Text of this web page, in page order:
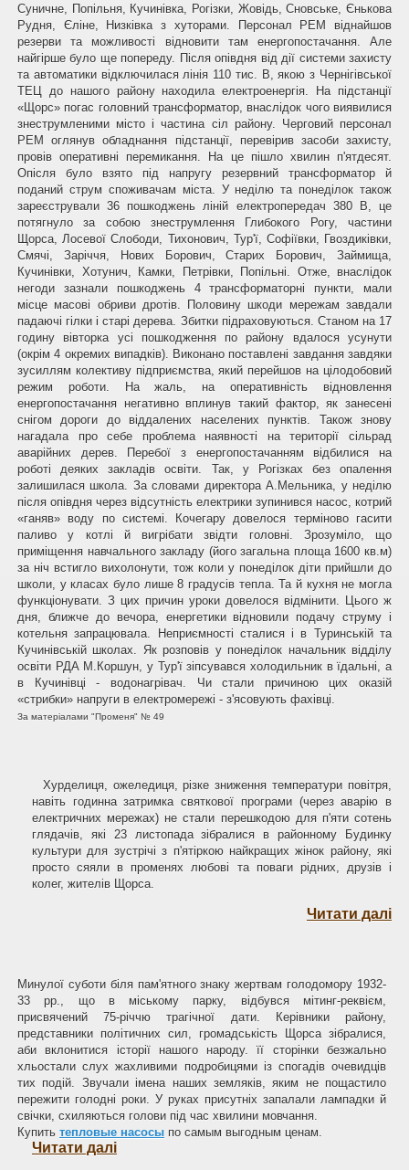
Суничне, Попільня, Кучинівка, Рогізки, Жовідь, Сновське, Єнькова
Рудня, Єліне, Низківка з хуторами. Персонал РЕМ віднайшов
резерви та можливості відновити там енергопостачання. Але
найгірше було ще попереду. Після опівдня від дії системи захисту
та автоматики відключилася лінія 110 тис. В, якою з Чернігівської
ТЕЦ до нашого району находила електроенергія. На підстанції
«Щорс» погас головний трансформатор, внаслідок чого виявилися
знеструмленими місто і частина сіл району. Черговий персонал
РЕМ оглянув обладнання підстанції, перевірив засоби захисту,
провів оперативні перемикання. На це пішло хвилин п'ятдесят.
Опісля було взято під напругу резервний трансформатор й
поданий струм споживачам міста. У неділю та понеділок також
зареєстрували 36 пошкоджень ліній електропередач 380 В, це
потягнуло за собою знеструмлення Глибокого Рогу, частини
Щорса, Лосевої Слободи, Тихонович, Тур'ї, Софіївки, Гвоздиківки,
Смячі, Заріччя, Нових Борович, Старих Борович, Займища,
Кучинівки, Хотунич, Камки, Петрівки, Попільні. Отже, внаслідок
негоди зазнали пошкоджень 4 трансформаторні пункти, мали
місце масові обриви дротів. Половину шкоди мережам завдали
падаючі гілки і старі дерева. Збитки підраховуються. Станом на 17
годину вівторка усі пошкодження по району вдалося усунути
(окрім 4 окремих випадків). Виконано поставлені завдання завдяки
зусиллям колективу підприємства, який перейшов на цілодобовий
режим роботи. На жаль, на оперативність відновлення
енергопостачання негативно вплинув такий фактор, як занесені
снігом дороги до віддалених населених пунктів. Також знову
нагадала про себе проблема наявності на території сільрад
аварійних дерев. Перебої з енергопостачанням відбилися на
роботі деяких закладів освіти. Так, у Рогізках без опалення
залишилася школа. За словами директора А.Мельника, у неділю
після опівдня через відсутність електрики зупинився насос, котрий
«ганяв» воду по системі. Кочегару довелося терміново гасити
паливо у котлі й вигрібати звідти головні. Зрозуміло, що
приміщення навчального закладу (його загальна площа 1600 кв.м)
за ніч встигло вихолонути, тож коли у понеділок діти прийшли до
школи, у класах було лише 8 градусів тепла. Та й кухня не могла
функціонувати. З цих причин уроки довелося відмінити. Цього ж
дня, ближче до вечора, енергетики відновили подачу струму і
котельня запрацювала. Неприємності сталися і в Туринській та
Кучинівській школах. Як розповів у понеділок начальник відділу
освіти РДА М.Коршун, у Тур'ї зіпсувався холодильник в їдальні, а
в Кучинівці - водонагрівач. Чи стали причиною цих оказій
«стрибки» напруги в електромережі - з'ясовують фахівці.
За матеріалами "Променя" № 49
Хурделиця, ожеледиця, різке зниження температури повітря,
навіть годинна затримка святкової програми (через аварію в
електричних мережах) не стали перешкодою для п'яти сотень
глядачів, які 23 листопада зібралися в районному Будинку
культури для зустрічі з п'ятіркою найкращих жінок району, які
просто сяяли в променях любові та поваги рідних, друзів і
колег, жителів Щорса.
Читати далі
Минулої суботи біля пам'ятного знаку жертвам голодомоpy 1932-
33 pp., що в міському парку, відбувся мітинг-реквієм,
присвячений 75-річчю трагічної дати. Керівники району,
представники політичних сил, громадськість Щорса зібралися,
аби вклонитися історії нашого народу. її сторінки безжально
хльостали слух жахливими подробицями із спогадів очевидців
тих подій. Звучали імена наших земляків, яким не пощастило
пережити голодні роки. У руках присутніх запалали лампадки й
свічки, схиляються голови під час хвилини мовчання.
Купить тепловые насосы по самым выгодным ценам.
Читати далі